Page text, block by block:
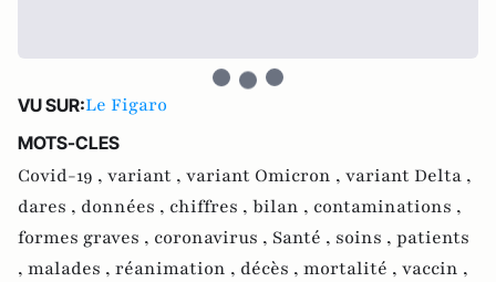
VU SUR:Le Figaro
MOTS-CLES
Covid-19 , variant , variant Omicron , variant Delta ,
dares , données , chiffres , bilan , contaminations ,
formes graves , coronavirus , Santé , soins , patients
, malades , réanimation , décès , mortalité , vaccin ,